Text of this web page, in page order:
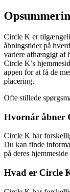
Circle K er
åbningstider på
variere afhængigt af
Circle K’s
appen for at få de
placering.
Ofte stillede
Hvornår åbner
Circle K har
Du kan finde
på deres
Hvad er Circle